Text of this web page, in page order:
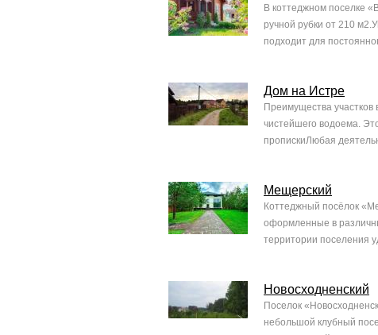
В коттеджном поселке
ручной рубки от 210
подходит для
Дом на Истре
Преимущества
чистейшего водоема.
пропискиЛюбая
Мещерский
Коттеджный посёлок
оформленные в
территории поселения
Новосходненский
Поселок
небольшой клубный